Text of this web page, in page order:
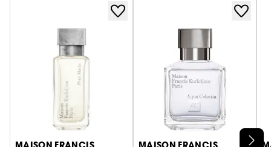
Ignorer le carrousel produits